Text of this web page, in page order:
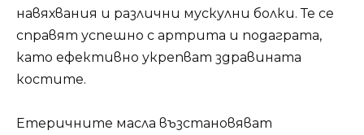
навяхвания и различни мускулни болки. Те се
справят успешно с артрита и подаграта,
като ефективно укрепват здравината
костите.
Етеричните масла възстановяват